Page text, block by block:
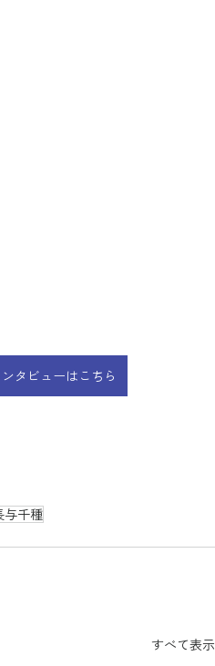
タビューはこちら
与千種
すべて表示